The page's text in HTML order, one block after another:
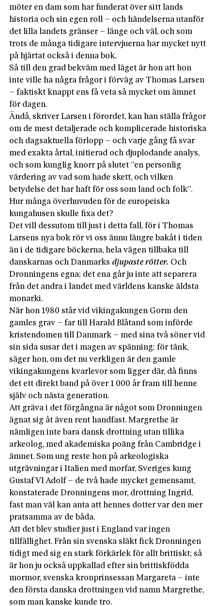
möter en dam som har funderat över sitt lands
historia och sin egen roll – och händelserna utanför
det lilla landets gränser – länge och väl, och som
trots de många tidigare intervjuerna har mycket nytt
på hjärtat också i denna bok.
Så till den grad bekväm med läget är hon att hon
inte ville ha några frågor i förväg av Thomas Larsen
– faktiskt knappt ens få veta så mycket om ämnet
för dagen.
Ändå, skriver Larsen i förordet, kan han ställa frågor
om de mest detaljerade och komplicerade historiska
och dagsaktuella förlopp – och varje gång få svar
med exakta årtal, initierad och djuplodande analys,
och som kunglig knorr på slutet ”en personlig
värdering av vad som hade skett, och vilken
betydelse det har haft för oss som land och folk”.
Hur många överhuvuden för de europeiska
kungahusen skulle fixa det?
Det vill dessutom till just i detta fall, för i Thomas
Larsens nya bok rör vi oss ännu längre bakåt i tiden
än i de tidigare böckerna, hela vägen tillbaka till
danskarnas och Danmarks djupaste rötter. Och
Dronningens egna; det ena går ju inte att separera
från det andra i landet med världens kanske äldsta
monarki.
När hon 1980 står vid vikingakungen Gorm den
gamles grav – far till Harald Blåtand som införde
kristendomen till Danmark – med sina två söner vid
sin sida susar det i magen av spänning: för tänk,
säger hon, om det nu verkligen är den gamle
vikingakungens kvarlevor som ligger där, då finns
det ett direkt band på över 1 000 år fram till henne
själv och nästa generation.
Att gräva i det förgångna är något som Dronningen
ägnat sig åt även rent handfast. Margrethe är
nämligen inte bara dansk drottning utan tillika
arkeolog, med akademiska poäng från Cambridge i
ämnet. Som ung reste hon på arkeologiska
utgrävningar i Italien med morfar, Sveriges kung
Gustaf VI Adolf – de två hade mycket gemensamt,
konstaterade Dronningens mor, drottning Ingrid,
fast man väl kan anta att hennes dotter var den mer
pratsamma av de båda.
Att det blev studier just i England var ingen
tillfällighet. Från sin svenska släkt fick Dronningen
tidigt med sig en stark förkärlek för allt brittiskt; så
är hon ju också uppkallad efter sin brittiskfödda
mormor, svenska kronprinsessan Margareta – inte
den första danska drottningen vid namn Margrethe,
som man kanske kunde tro.